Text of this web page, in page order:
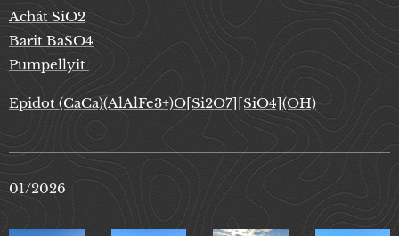
Achát SiO2
Barit BaSO4
Pumpellyit
Epidot (CaCa)(AlAlFe3+)O[Si2O7][SiO4](OH)
01/2026